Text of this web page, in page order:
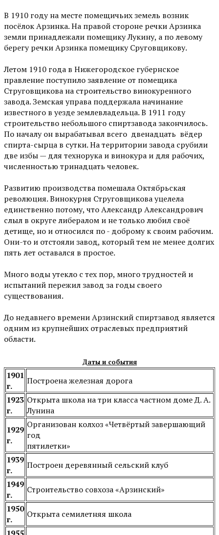
В 1910 году на месте помещичьих земель возник
посёлок Арзинка. На правой стороне речки Арзинка
земли принадлежали помещику Лукину, а по левому
берегу речки Арзинка помещику Сруговщикову.
Летом 1910 года в Нижегородское губернское
правление поступило заявление от помещика
Струговщикова на строительство винокуренного
завода. Земская управа поддержала начинание
известного в уезде землевладельца. В 1911 году
строительство небольшого спиртзавода закончилось.
По началу он вырабатывал всего двенадцать вёдер
спирта-сырца в сутки. На территории завода срубили
две избы — для технорука и винокура и для рабочих,
численностью тринадцать человек.
Развитию производства помешала Октябрьская
революция. Винокурня Струговщикова уцелела
единственно потому, что Александр Александрович
слыл в округе либералом и не только любил своё
детище, но и относился по - доброму к своим рабочим.
Они-то и отстояли завод, который тем не менее долгих
пять лет оставался в простое.
Много воды утекло с тех пор, много трудностей и
испытаний пережил завод за годы своего
существования.
До недавнего времени Арзинский спиртзавод является
одним из крупнейших отраслевых предприятий
области.
Даты и события
1901
г.
Построена железная дорога
1923
г.
Открыта школа на три класса частном доме Д. А.
Лунина
1929
г.
Организован колхоз «Четвёртый завершающий
год
пятилетки»
1939
г.
Построен деревянный сельский клуб
1949
г.
Строительство совхоза «Арзинский»
1950
г.
Открыта семилетняя школа